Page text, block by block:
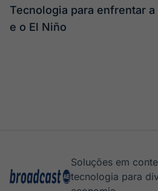
Tecnologia para enfrentar a
e o El Niño
Soluções em
tecnologia para